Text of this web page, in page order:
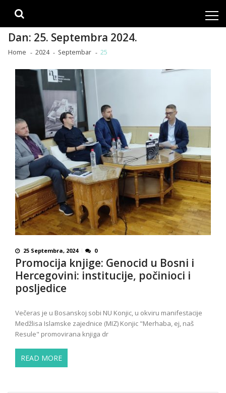
Dan: 25. Septembra 2024.
Home 2024 Septembar 25
25 Septembra, 2024 0
Promocija knjige: Genocid u Bosni i
Hercegovini: institucije, počinioci i
posljedice
Večeras je u Bosanskoj sobi NU Konjic, u okviru manifestacije
Medžlisa Islamske zajednice (MIZ) Konjic "Merhaba, ej, naš
Resule" promovirana knjiga dr
READ MORE